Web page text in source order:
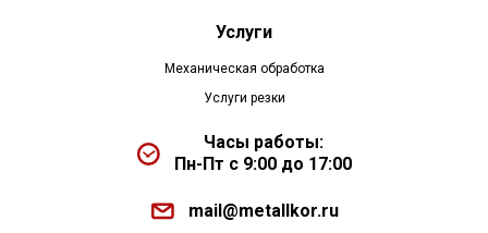
Услуги
Механическая обработка
Услуги резки
Часы работы:
Пн-Пт с 9:00 до 17:00
mail@metallkor.ru